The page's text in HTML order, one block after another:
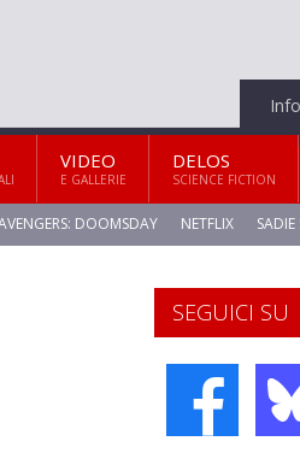
VIDEO
E GALLERIE
DELOS
SCIENCE FICTION
DOOMSDAY NETFLIX SADIE
SEGUICI SU